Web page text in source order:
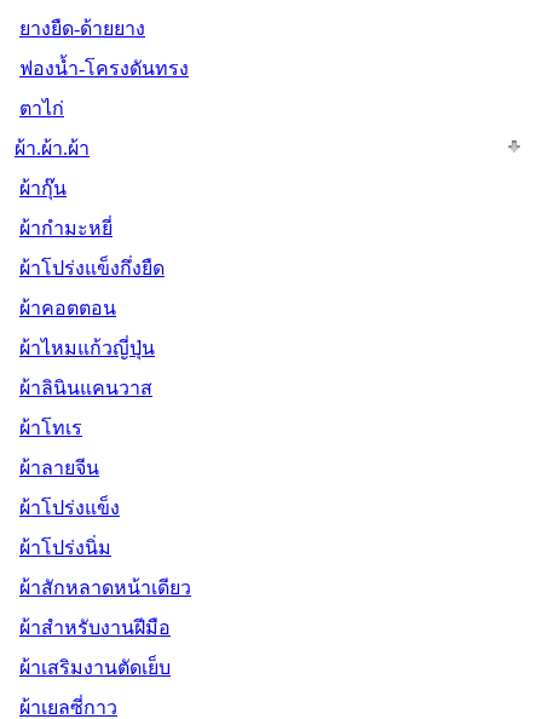
ยางยืด-ด้ายยาง
ฟองน้ำ-โครงดันทรง
ตาไก่
ผ้า.ผ้า.ผ้า
ผ้ากุ๊น
ผ้ากำมะหยี่
ผ้าโปร่งแข็งกึ่งยืด
ผ้าคอตตอน
ผ้าไหมแก้วญี่ปุ่น
ผ้าลินินแคนวาส
ผ้าโทเร
ผ้าลายจีน
ผ้าโปร่งแข็ง
ผ้าโปร่งนิ่ม
ผ้าสักหลาดหน้าเดียว
ผ้าสำหรับงานฝีมือ
ผ้าเสริมงานตัดเย็บ
ผ้าเยลซี่กาว